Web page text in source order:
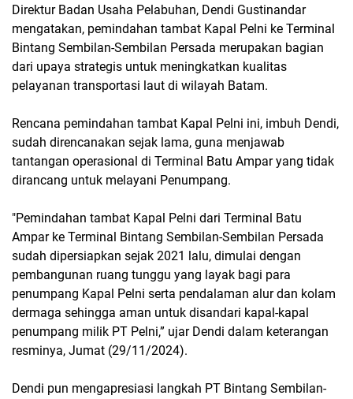
Direktur Badan Usaha Pelabuhan, Dendi Gustinandar
mengatakan, pemindahan tambat Kapal Pelni ke Terminal
Bintang Sembilan-Sembilan Persada merupakan bagian
dari upaya strategis untuk meningkatkan kualitas
pelayanan transportasi laut di wilayah Batam.
Rencana pemindahan tambat Kapal Pelni ini, imbuh Dendi,
sudah direncanakan sejak lama, guna menjawab
tantangan operasional di Terminal Batu Ampar yang tidak
dirancang untuk melayani Penumpang.
"Pemindahan tambat Kapal Pelni dari Terminal Batu
Ampar ke Terminal Bintang Sembilan-Sembilan Persada
sudah dipersiapkan sejak 2021 lalu, dimulai dengan
pembangunan ruang tunggu yang layak bagi para
penumpang Kapal Pelni serta pendalaman alur dan kolam
dermaga sehingga aman untuk disandari kapal-kapal
penumpang milik PT Pelni,” ujar Dendi dalam keterangan
resminya, Jumat (29/11/2024).
Dendi pun mengapresiasi langkah PT Bintang Sembilan-